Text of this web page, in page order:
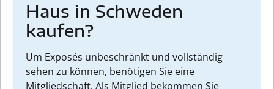
Haus in Schweden
kaufen?
Um Exposés unbeschränkt und vollständig
sehen zu können, benötigen Sie eine
Mitgliedschaft. Als Mitglied bekommen Sie